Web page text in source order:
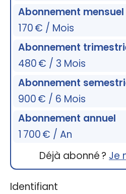
Abonnement mensuel
170 € / Mois
Abonnement
480 € / 3 Mois
Abonnement
900 € / 6 Mois
Abonnement annuel
1 700 € / An
Déjà abonné ? Je
Identifiant